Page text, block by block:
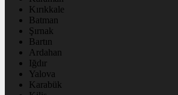
Kırıkkale
Batman
Şırnak
Bartın
Ardahan
Iğdır
Yalova
Karabük